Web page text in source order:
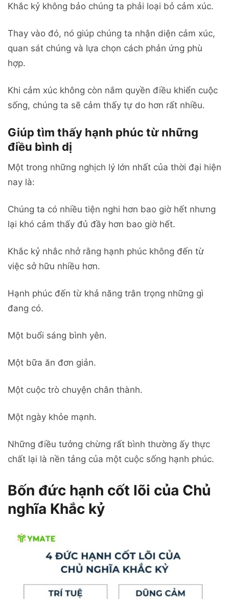
Khắc kỷ không bảo chúng ta phải loại bỏ cảm xúc.
Thay vào đó, nó giúp chúng ta nhận diện cảm xúc,
quan sát chúng và lựa chọn cách phản ứng phù
hợp.
Khi cảm xúc không còn nắm quyền điều khiển cuộc
sống, chúng ta sẽ cảm thấy tự do hơn rất nhiều.
Giúp tìm thấy hạnh phúc từ những
điều bình dị
Một trong những nghịch lý lớn nhất của thời đại hiện
nay là:
Chúng ta có nhiều tiện nghi hơn bao giờ hết nhưng
lại khó cảm thấy đủ đầy hơn bao giờ hết.
Khắc kỷ nhắc nhở rằng hạnh phúc không đến từ
việc sở hữu nhiều hơn.
Hạnh phúc đến từ khả năng trân trọng những gì
đang có.
Một buổi sáng bình yên.
Một bữa ăn đơn giản.
Một cuộc trò chuyện chân thành.
Một ngày khỏe mạnh.
Những điều tưởng chừng rất bình thường ấy thực
chất lại là nền tảng của một cuộc sống hạnh phúc.
Bốn đức hạnh cốt lõi của Chủ
nghĩa Khắc kỷ